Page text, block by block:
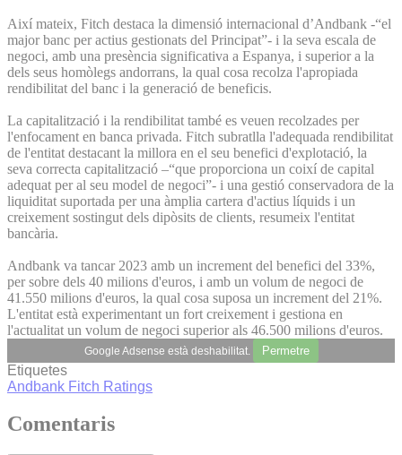
Així mateix, Fitch destaca la dimensió internacional d’Andbank -“el
major banc per actius gestionats del Principat”- i la seva escala de
negoci, amb una presència significativa a Espanya, i superior a la
dels seus homòlegs andorrans, la qual cosa recolza l'apropiada
rendibilitat del banc i la generació de beneficis.
La capitalització i la rendibilitat també es veuen recolzades per
l'enfocament en banca privada. Fitch subratlla l'adequada rendibilitat
de l'entitat destacant la millora en el seu benefici d'explotació, la
seva correcta capitalització –“que proporciona un coixí de capital
adequat per al seu model de negoci”- i una gestió conservadora de la
liquiditat suportada per una àmplia cartera d'actius líquids i un
creixement sostingut dels dipòsits de clients, resumeix l'entitat
bancària.
Andbank va tancar 2023 amb un increment del benefici del 33%,
per sobre dels 40 milions d'euros, i amb un volum de negoci de
41.550 milions d'euros, la qual cosa suposa un increment del 21%.
L'entitat està experimentant un fort creixement i gestiona en
l'actualitat un volum de negoci superior als 46.500 milions d'euros.
Google Adsense està deshabilitat. Permetre
Etiquetes
Andbank Fitch Ratings
Comentaris